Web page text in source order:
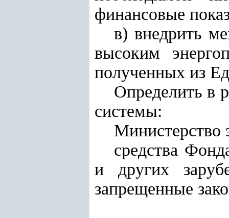
финансовые
в) внедрить
высоким
полученных из
Определить в
системы:
Министерство
средства
и других
запрещенные